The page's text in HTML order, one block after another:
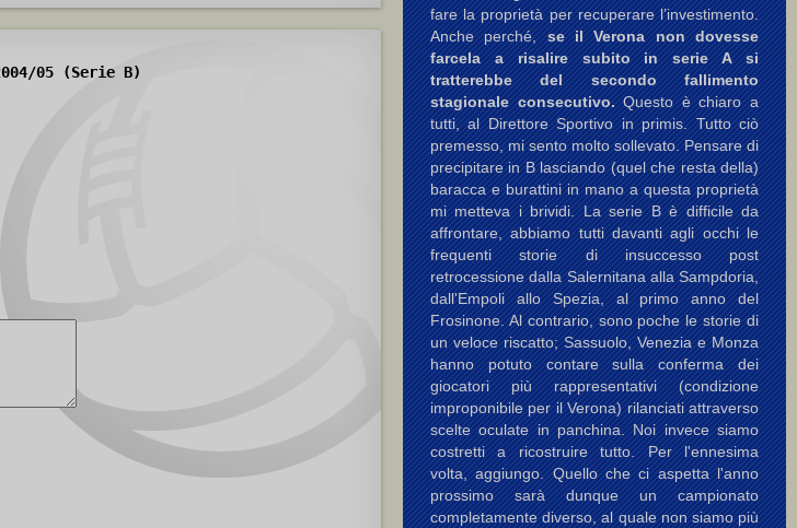
05 (Serie B)
fare la proprietà per recuperare l’investimento.
Anche perché,se il Verona non dovesse
farcela a risalire subito in serie A si
tratterebbe del secondo fallimento
stagionale consecutivo.Questo è chiaro a
tutti, al Direttore Sportivo in primis. Tutto ciò
premesso, mi sento molto sollevato. Pensare di
precipitare in B lasciando (quel che resta della)
baracca e burattini in mano a questa proprietà
mi metteva i brividi. La serie B è difficile da
affrontare, abbiamo tutti davanti agli occhi le
frequenti storie di insuccesso post
retrocessione dalla Salernitana alla Sampdoria,
dall'Empoli allo Spezia, al primo anno del
Frosinone. Al contrario, sono poche le storie di
un veloce riscatto; Sassuolo, Venezia e Monza
hanno potuto contare sulla conferma dei
giocatori più rappresentativi (condizione
improponibile per il Verona) rilanciati attraverso
scelte oculate in panchina. Noi invece siamo
costretti a ricostruire tutto. Per l'ennesima
volta, aggiungo. Quello che ci aspetta l'anno
prossimo sarà dunque un campionato
completamente diverso, al quale non siamo più